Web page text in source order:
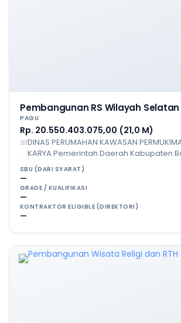
Pembangunan RS Wilayah Selatan
PAGU
Rp. 20.550.403.075,00 (21,0 M)
DINAS PERUMAHAN KAWASAN
KARYA Pemerintah Daerah Kabupaten
SBU (DARI SYARAT)
—
GRADE / KUALIFIKASI
—
KONTRAKTOR ELIGIBLE (DIREKTORI)
—